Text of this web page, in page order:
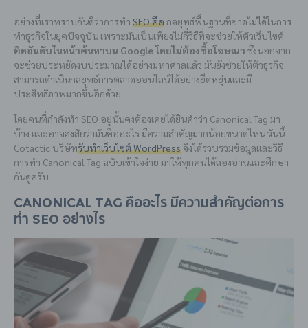
อย่างที่เราทราบกันดีว่าการทำ SEO คือกลยุทธ์พื้นฐานที่ขาดไม่ได้ในการ
ทำธุรกิจในยุคปัจจุบัน เพราะมันเป็นเพียงไม่กี่วิธีที่จะช่วยให้ตัวเว็บไซต์
ติดอันดับในหน้าค้นหาบน Google โดยไม่ต้องซื้อโฆษณา ซึ่งนอกจาก
จะช่วยประหยัดงบประมาณได้อย่างมหาศาลแล้ว มันยังช่วยให้ตัวธุรกิจ
สามารถดำเนินกลยุทธ์การตลาดออนไลน์ได้อย่างยืดหยุ่นและมี
ประสิทธิภาพมากขึ้นอีกด้วย
โดยคนที่กำลังทำ SEO อยู่นั้นคงต้องเคยได้ยินคำว่า Canonical Tag มา
บ้าง และอาจสงสัยว่ามันคืออะไร มีความสำคัญมากน้อยขนาดไหน วันนี้
Cotactic บริษัทรับทำเว็บไซต์ WordPress จึงได้รวบรวมข้อมูลและวิธี
การทำ Canonical Tag ฉบับเข้าใจง่าย มาให้ทุกคนได้ลองอ่านและศึกษา
กันดูครับ
Canonical Tag คืออะไร มีความสำคัญต่อการ
ทำ SEO อย่างไร